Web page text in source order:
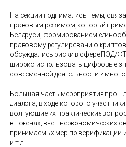
На секции поднимались темы,
правовым режимом, который
Беларуси, формированием
правовому регулированию
обсуждались риски в сфере ПОД/
широко использовать цифровые
современной деятельности и
Большая часть мероприятия
диалога, в ходе которого
волнующие их практические
в токенах, внешнеэкономических
принимаемых мер по верификации
и т.д.